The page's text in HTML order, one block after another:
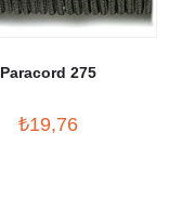
Paracord 275
₺19,76